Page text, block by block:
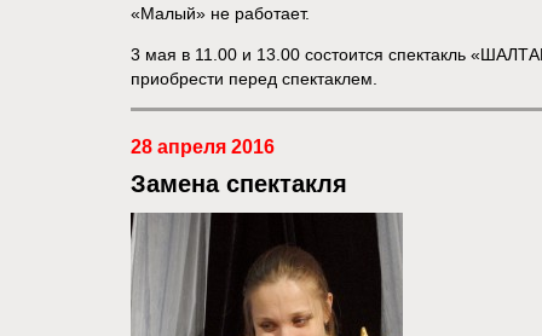
«Малый» не работает.
3 мая в 11.00 и 13.00 состоится спектакль
приобрести перед спектаклем.
28 апреля 2016
Замена спектакля